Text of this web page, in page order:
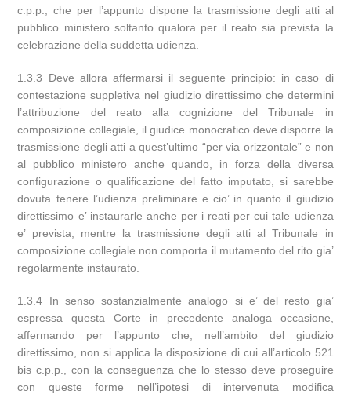
c.p.p., che per l’appunto dispone la trasmissione degli atti al
pubblico ministero soltanto qualora per il reato sia prevista la
celebrazione della suddetta udienza.
1.3.3 Deve allora affermarsi il seguente principio: in caso di
contestazione suppletiva nel giudizio direttissimo che determini
l’attribuzione del reato alla cognizione del Tribunale in
composizione collegiale, il giudice monocratico deve disporre la
trasmissione degli atti a quest’ultimo “per via orizzontale” e non
al pubblico ministero anche quando, in forza della diversa
configurazione o qualificazione del fatto imputato, si sarebbe
dovuta tenere l’udienza preliminare e cio’ in quanto il giudizio
direttissimo e’ instaurarle anche per i reati per cui tale udienza
e’ prevista, mentre la trasmissione degli atti al Tribunale in
composizione collegiale non comporta il mutamento del rito gia’
regolarmente instaurato.
1.3.4 In senso sostanzialmente analogo si e’ del resto gia’
espressa questa Corte in precedente analoga occasione,
affermando per l’appunto che, nell’ambito del giudizio
direttissimo, non si applica la disposizione di cui all’articolo 521
bis c.p.p., con la conseguenza che lo stesso deve proseguire
con queste forme nell’ipotesi di intervenuta modifica